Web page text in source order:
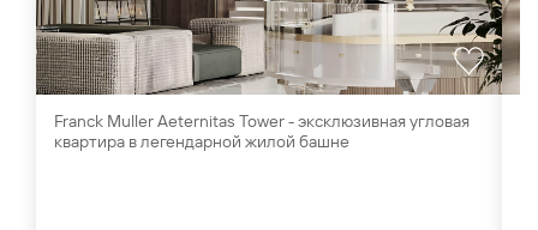
Franck Muller Aeternitas Tower - эксклюзивная угловая
квартира в легендарной жилой башне